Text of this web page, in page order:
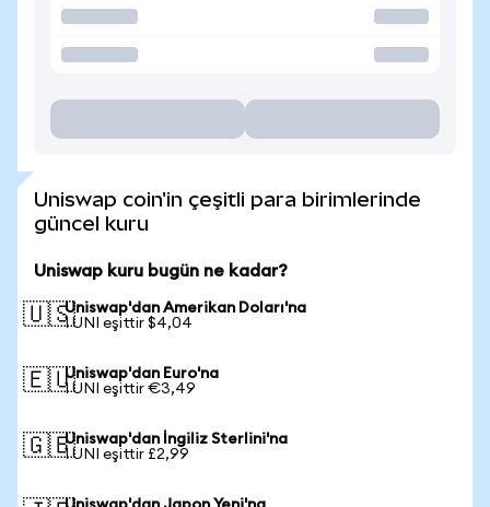
Uniswap coin'in çeşitli para birimlerinde
güncel kuru
Uniswap kuru bugün ne kadar?
🇺🇸Uniswap'dan Amerikan Doları'na
1 UNI eşittir $4,04
🇪🇺Uniswap'dan Euro'na
1 UNI eşittir €3,49
🇬🇧Uniswap'dan İngiliz Sterlini'na
1 UNI eşittir £2,99